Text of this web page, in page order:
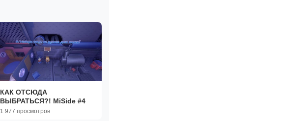
КАК ОТСЮДА
ВЫБРАТЬСЯ?! MiSide #4
1 977 просмотров